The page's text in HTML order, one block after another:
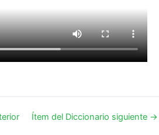
Ítem del Diccionario siguiente →